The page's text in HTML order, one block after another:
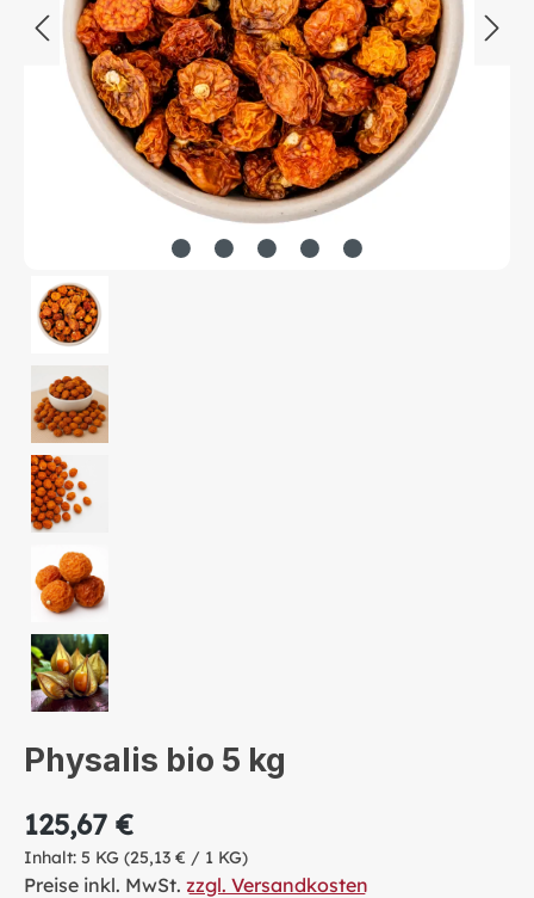
Physalis bio 5 kg
125,67 €
Inhalt: 5 KG (25,13 € / 1 KG)
Preise inkl. MwSt. zzgl. Versandkosten